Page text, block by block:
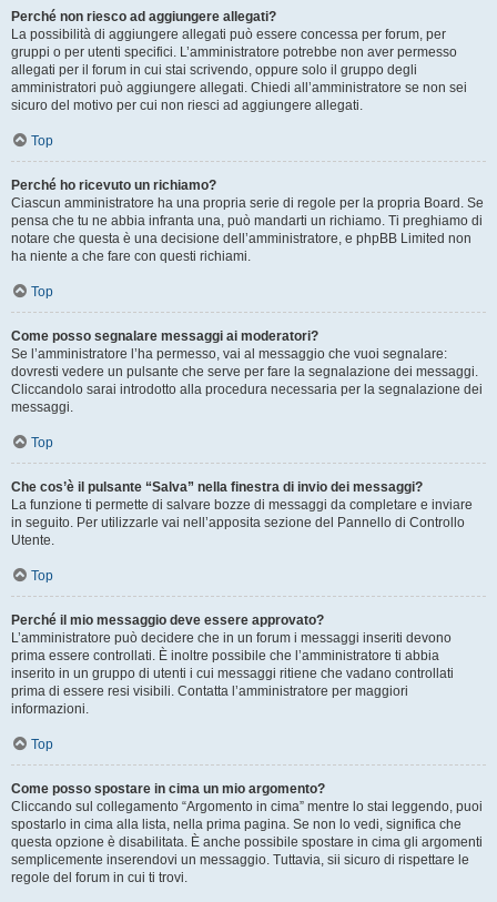
Perché non riesco ad aggiungere allegati?
La possibilità di aggiungere allegati può essere concessa per forum, per
gruppi o per utenti specifici. L’amministratore potrebbe non aver permesso
allegati per il forum in cui stai scrivendo, oppure solo il gruppo degli
amministratori può aggiungere allegati. Chiedi all’amministratore se non sei
sicuro del motivo per cui non riesci ad aggiungere allegati.
Top
Perché ho ricevuto un richiamo?
Ciascun amministratore ha una propria serie di regole per la propria Board. Se
pensa che tu ne abbia infranta una, può mandarti un richiamo. Ti preghiamo di
notare che questa è una decisione dell’amministratore, e phpBB Limited non
ha niente a che fare con questi richiami.
Top
Come posso segnalare messaggi ai moderatori?
Se l’amministratore l’ha permesso, vai al messaggio che vuoi segnalare:
dovresti vedere un pulsante che serve per fare la segnalazione dei messaggi.
Cliccandolo sarai introdotto alla procedura necessaria per la segnalazione dei
messaggi.
Top
Che cos’è il pulsante “Salva” nella finestra di invio dei messaggi?
La funzione ti permette di salvare bozze di messaggi da completare e inviare
in seguito. Per utilizzarle vai nell’apposita sezione del Pannello di Controllo
Utente.
Top
Perché il mio messaggio deve essere approvato?
L’amministratore può decidere che in un forum i messaggi inseriti devono
prima essere controllati. È inoltre possibile che l’amministratore ti abbia
inserito in un gruppo di utenti i cui messaggi ritiene che vadano controllati
prima di essere resi visibili. Contatta l’amministratore per maggiori
informazioni.
Top
Come posso spostare in cima un mio argomento?
Cliccando sul collegamento “Argomento in cima” mentre lo stai leggendo, puoi
spostarlo in cima alla lista, nella prima pagina. Se non lo vedi, significa che
questa opzione è disabilitata. È anche possibile spostare in cima gli argomenti
semplicemente inserendovi un messaggio. Tuttavia, sii sicuro di rispettare le
regole del forum in cui ti trovi.